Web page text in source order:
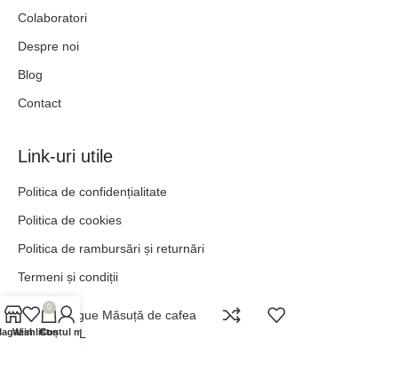
Colaboratori
Despre noi
Blog
Contact
Link-uri utile
Politica de confidențialitate
Politica de cookies
Politica de rambursări și returnări
Termeni și condiții
anpc.ro
ANPC - SAL
Prague Măsuță de cafea
Wishlist
0
Coș
Contul meu